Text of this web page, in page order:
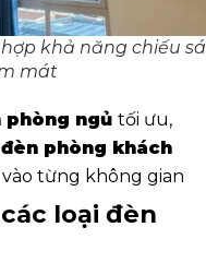
khả năng chiếu
mát
phòng ngủ tối ưu,
phòng khách
từng không gian
loại đèn